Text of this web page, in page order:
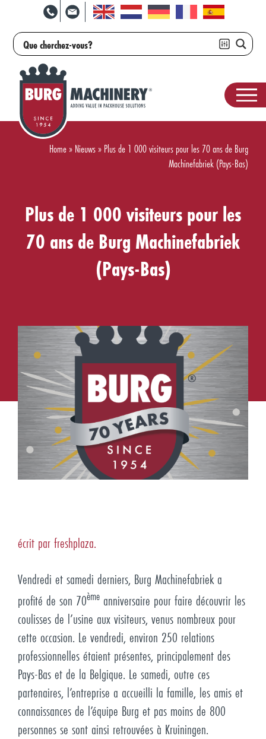
Home» Nieuws» Plus de 1 000 visiteurs pour les 70 ans de Burg
Machinefabriek (Pays-Bas)
Plus de 1 000 visiteurs pour les
70 ans de Burg Machinefabriek
(Pays-Bas)
écrit par freshplaza.
Vendredi et samedi derniers, Burg Machinefabriek a
profité de son 70ème anniversaire pour faire découvrir les
coulisses de l’usine aux visiteurs, venus nombreux pour
cette occasion. Le vendredi, environ 250 relations
professionnelles étaient présentes, principalement des
Pays-Bas et de la Belgique. Le samedi, outre ces
partenaires, l’entreprise a accueilli la famille, les amis et
connaissances de l’équipe Burg et pas moins de 800
personnes se sont ainsi retrouvées à Kruiningen.